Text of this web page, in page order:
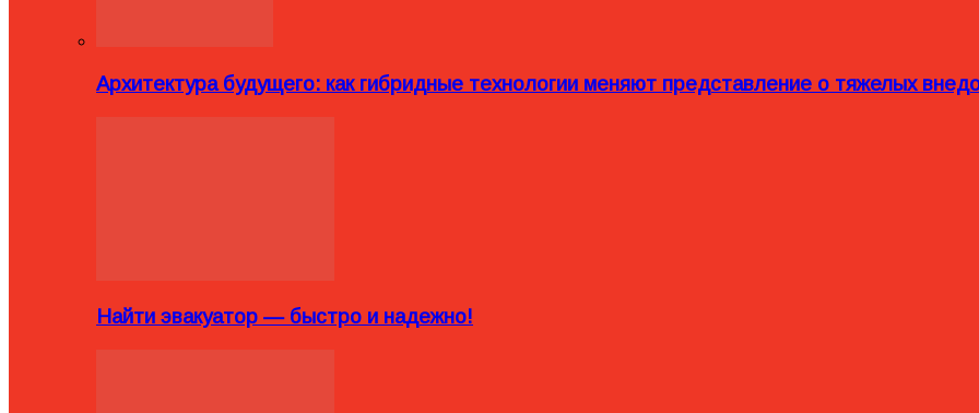
Архитектура будущего: как гибридные технологии меняют представление о тяжелых
Найти эвакуатор — быстро и надежно!